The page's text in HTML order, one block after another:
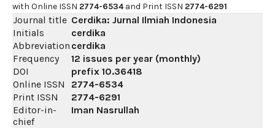
with Online ISSN 2774-6534and Print ISSN 2774-6291
Journal title Cerdika: Jurnal Ilmiah Indonesia
Initials
cerdika
Abbreviation cerdika
Frequency
12 issues per year (monthly)
DOI
prefix 10.36418
Online ISSN
2774-6534
Print ISSN
2774-6291
Editor-in-
chief
Iman Nasrullah